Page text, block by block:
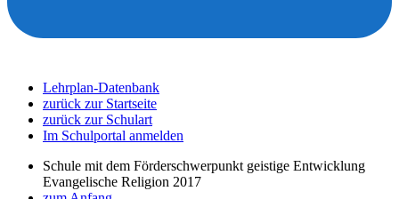
Lehrplan-Datenbank
zurück zur Startseite
zurück zur Schulart
Im Schulportal anmelden
Schule mit dem Förderschwerpunkt geistige Entwicklung
Evangelische Religion 2017